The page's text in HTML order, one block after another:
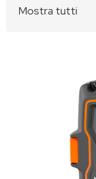
Mostra tutti